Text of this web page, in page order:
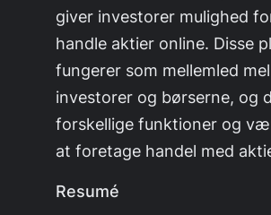
giver investorer mulighed
handle aktier online. Disse
fungerer som mellemled
investorer og børserne, og
forskellige funktioner og
at foretage handel med
Resumé